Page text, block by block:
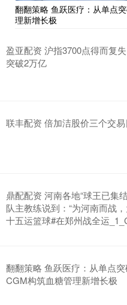
翻翻策略 鱼跃医疗：从单点
理新增长极
盈亚配资 沪指3700点得而复
突破2万亿
联丰配资 倍加洁股价三个交
鼎配配资 河南各地“球王已集
队主教练说到：“为河南而战
十五运篮球#在郑州战全运
翻翻策略 鱼跃医疗：从单点
CGM构筑血糖管理新增长极